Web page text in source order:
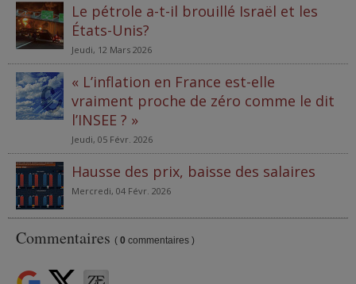
Le pétrole a-t-il brouillé Israël et les
États-Unis?
Jeudi, 12 Mars 2026
« L’inflation en France est-elle
vraiment proche de zéro comme le dit
l’INSEE ? »
Jeudi, 05 Févr. 2026
Hausse des prix, baisse des salaires
Mercredi, 04 Févr. 2026
Commentaires ( 0 commentaires )